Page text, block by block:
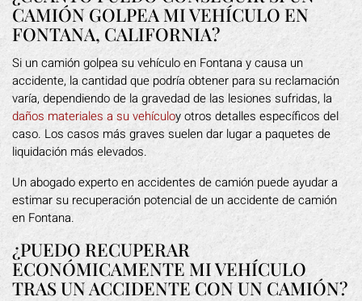
CAMIÓN GOLPEA MI VEHÍCULO EN
FONTANA, CALIFORNIA?
Si un camión golpea su vehículo en Fontana y causa un
accidente, la cantidad que podría obtener para su reclamación
varía, dependiendo de la gravedad de las lesiones sufridas, la
daños materiales a su vehículoy otros detalles específicos del
caso. Los casos más graves suelen dar lugar a paquetes de
liquidación más elevados.
Un abogado experto en accidentes de camión puede ayudar a
estimar su recuperación potencial de un accidente de camión
en Fontana.
¿PUEDO RECUPERAR
ECONÓMICAMENTE MI VEHÍCULO
TRAS UN ACCIDENTE CON UN CAMIÓN?